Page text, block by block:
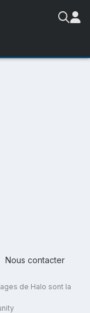
Nous contacter
de Halo sont la